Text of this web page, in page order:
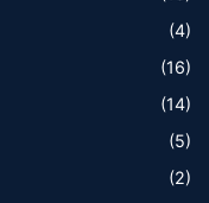
(4)
(16)
(14)
(5)
(2)